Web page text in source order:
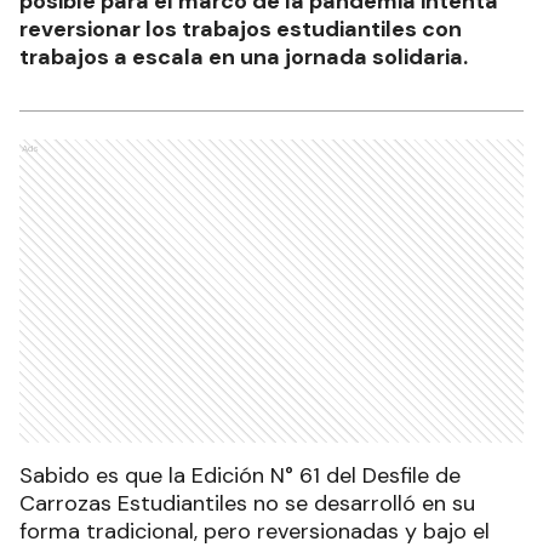
reversionar los trabajos estudiantiles con
trabajos a escala en una jornada solidaria.
Ads
Sabido es que la Edición N° 61 del Desfile de
Carrozas Estudiantiles no se desarrolló en su
forma tradicional, pero reversionadas y bajo el